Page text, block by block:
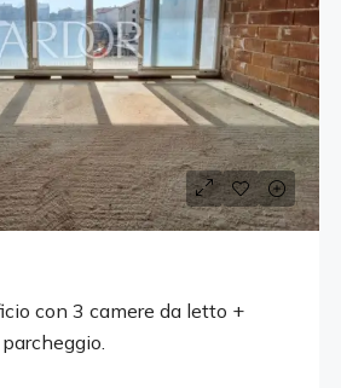
con 3 camere da letto +